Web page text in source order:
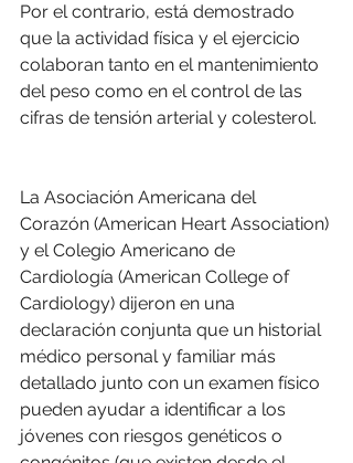
Por el contrario, está demostrado
que la actividad física y el ejercicio
colaboran tanto en el mantenimiento
del peso como en el control de las
cifras de tensión arterial y colesterol.
La Asociación Americana del
Corazón (American Heart Association)
y el Colegio Americano de
Cardiología (American College of
Cardiology) dijeron en una
declaración conjunta que un historial
médico personal y familiar más
detallado junto con un examen físico
pueden ayudar a identificar a los
jóvenes con riesgos genéticos o